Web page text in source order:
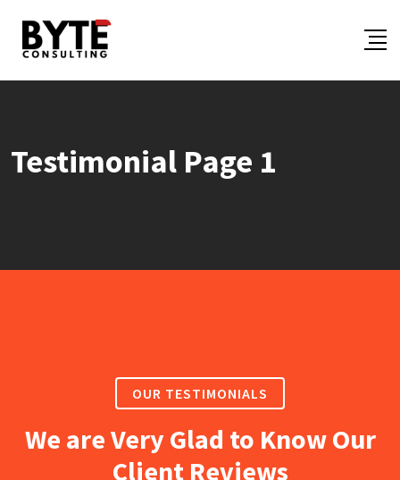
Testimonial Page 1
OUR TESTIMONIALS
We are Very Glad to Know Our
Client Reviews